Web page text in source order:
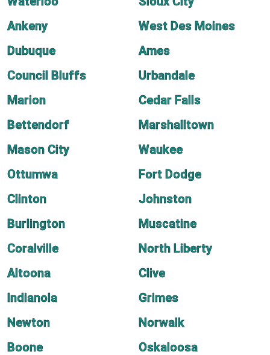
Ankeny
West Des Moines
Dubuque
Ames
Council Bluffs
Urbandale
Marion
Cedar Falls
Bettendorf
Marshalltown
Mason City
Waukee
Ottumwa
Fort Dodge
Clinton
Johnston
Burlington
Muscatine
Coralville
North Liberty
Altoona
Clive
Indianola
Grimes
Newton
Norwalk
Boone
Oskaloosa